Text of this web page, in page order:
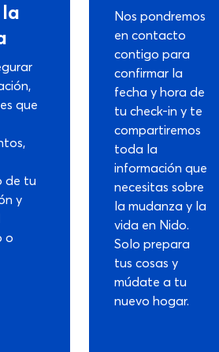
que
de tu
y
o
Nos pondremos
en contacto
contigo para
confirmar la
fecha y hora de
tu check-in y te
compartiremos
toda la
información que
necesitas sobre
la mudanza y la
vida en Nido.
Solo prepara
tus cosas y
múdate a tu
nuevo hogar.